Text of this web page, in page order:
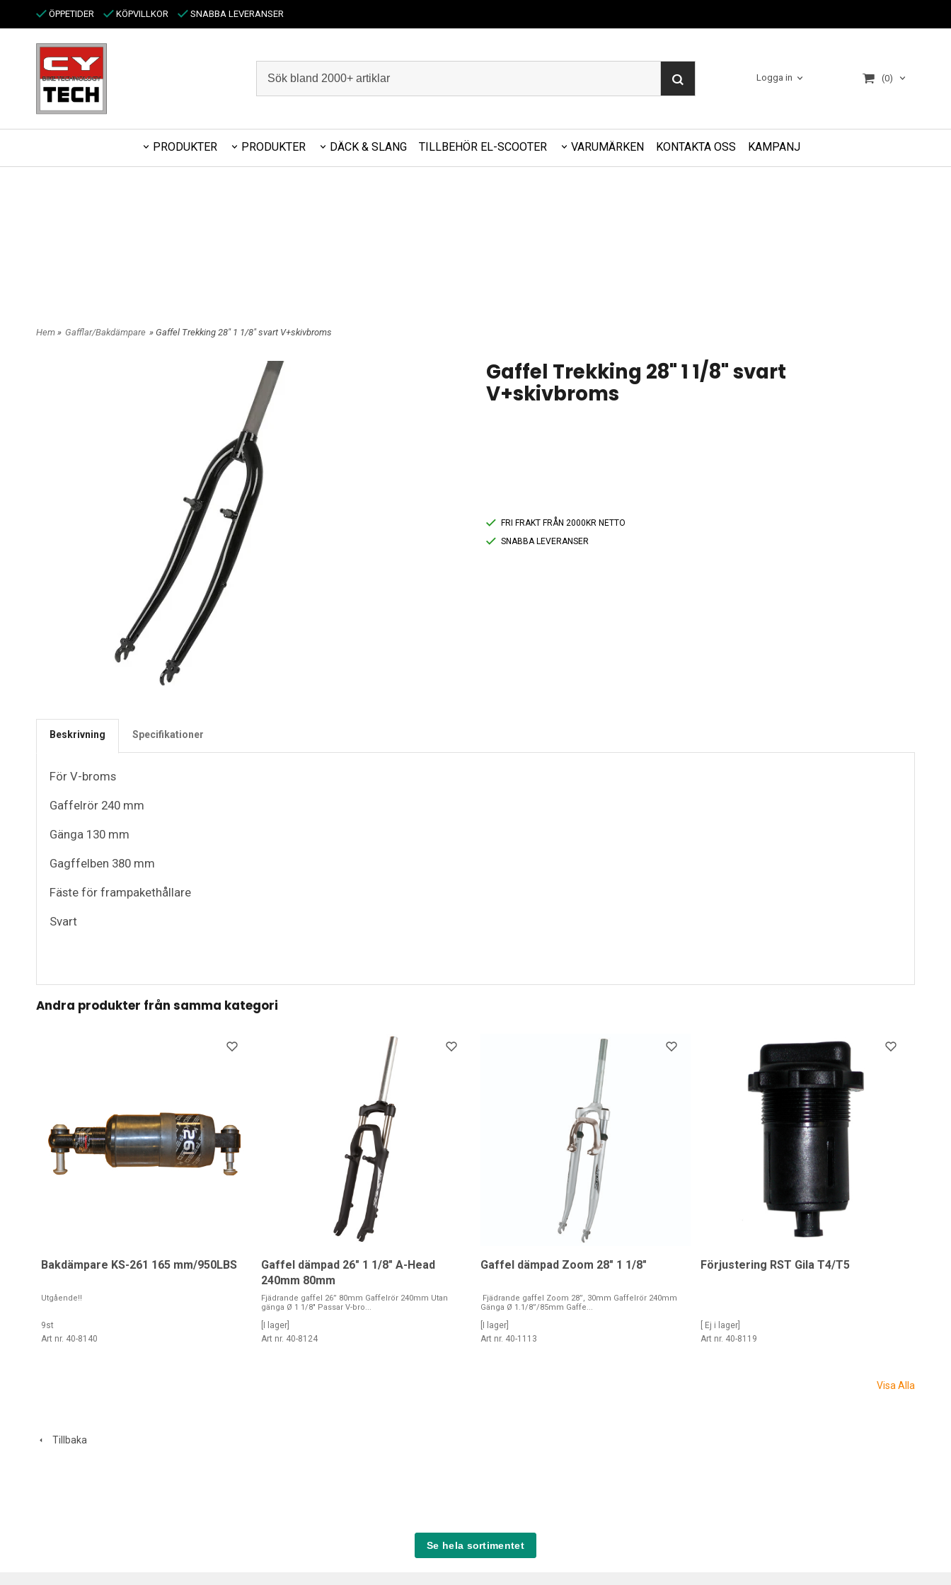
ÖPPETIDER KÖPVILLKOR SNABBA LEVERANSER
Logga in (0)
PRODUKTER PRODUKTER DÄCK & SLANG TILLBEHÖR EL-SCOOTER VARUMÄRKEN KONTAKTA OSS KAMPANJ
Hem » Gafflar/Bakdämpare » Gaffel Trekking 28" 1 1/8" svart V+skivbroms
Gaffel Trekking 28" 1 1/8" svart
V+skivbroms
FRI FRAKT FRÅN 2000KR NETTO
SNABBA LEVERANSER
Beskrivning Specifikationer
För V-broms
Gaffelrör 240 mm
Gänga 130 mm
Gagffelben 380 mm
Fäste för frampakethållare
Svart
Andra produkter från samma kategori
Bakdämpare KS-261 165 mm/950LBS
Utgående!!
9st
Art nr. 40-8140
Gaffel dämpad 26" 1 1/8" A-Head
240mm 80mm
Fjädrande gaffel 26” 80mm Gaffelrör 240mm Utan
gänga Ø 1 1/8" Passar V-bro...
[I lager]
Art nr. 40-8124
Gaffel dämpad Zoom 28" 1 1/8"
Fjädrande gaffel Zoom 28”, 30mm Gaffelrör 240mm
Gänga Ø 1.1/8”/85mm Gaffe...
[I lager]
Art nr. 40-1113
Förjustering RST Gila T4/T5
[ Ej i lager]
Art nr. 40-8119
Visa Alla
Tillbaka
Se hela sortimentet